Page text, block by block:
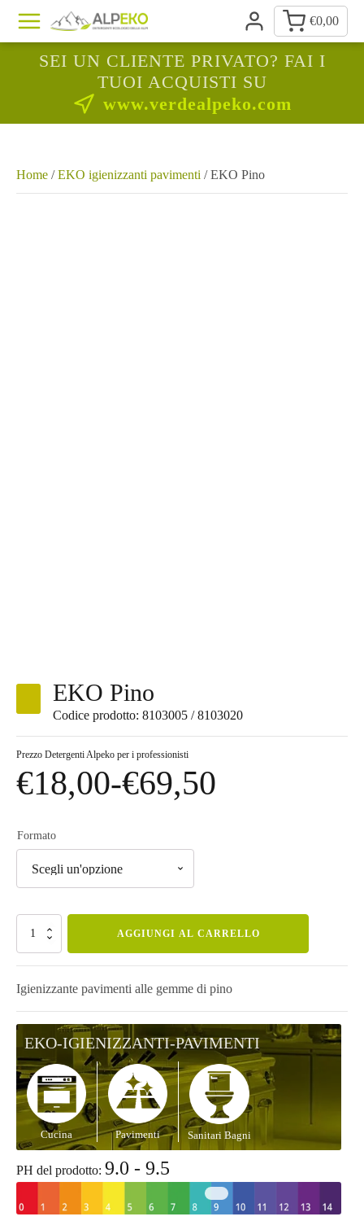
€0,00
SEI UN CLIENTE PRIVATO? FAI I
TUOI ACQUISTI SU
www.verdealpeko.com
Home /EKO igienizzanti pavimenti / EKO Pino
EKO Pino
Codice prodotto: 8103005 / 8103020
Prezzo Detergenti Alpeko per i professionisti
€18,00-€69,50
Fascia
di
prezzo:
da
€18,00
a
€69,50
Formato
Pino
quantità
AGGIUNGI AL CARRELLO
Igienizzante pavimenti alle gemme di pino
EKO-IGIENIZZANTI-PAVIMENTI
Cucina Pavimenti Sanitari Bagni
PH del prodotto: 9.0 - 9.5